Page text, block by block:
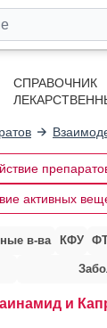
СПРАВОЧНИК
активных
в-ва КФУ
и